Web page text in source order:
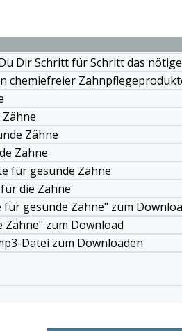
Dir Schritt für Schritt das
chemiefreier
Zähne
Zähne
für gesunde Zähne
die Zähne
gesunde Zähne" zum
Zähne" zum Download
Datei zum Downloaden